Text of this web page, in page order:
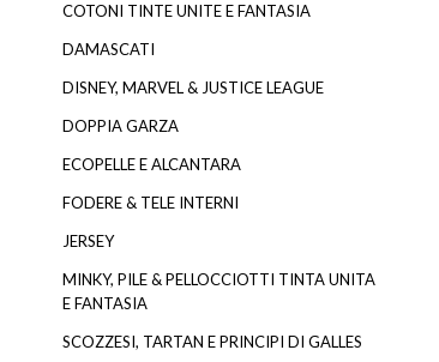
COTONI TINTE UNITE E FANTASIA
DAMASCATI
DISNEY, MARVEL & JUSTICE LEAGUE
DOPPIA GARZA
ECOPELLE E ALCANTARA
FODERE & TELE INTERNI
JERSEY
MINKY, PILE & PELLOCCIOTTI TINTA UNITA
E FANTASIA
SCOZZESI, TARTAN E PRINCIPI DI GALLES